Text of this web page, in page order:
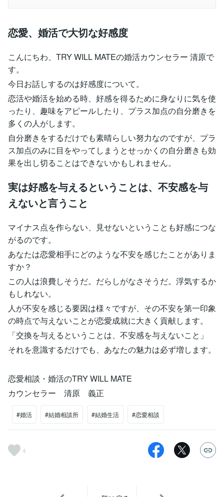
恋愛、婚活で大切な好感度
こんにちわ、TRY WILL MATEの婚活カウンセラー 清原で
す。
今日お話しするのは好感度について。
恋活や婚活を始める時、好感を得るために身なりに気を使
ったり、趣味をアピールしたり、プラス加点の自分磨きを
多くの人がします。
自分磨きをするだけでも素晴らしい努力なのですが、プラ
ス加点のみに目をやってしまうとせっかくの自分磨きも効
果を出し切ることはできないかもしれません。
実は好感を与えるということは、不安感を与
えないと言うこと
マイナス点を作らない、見せないということも好感につな
がるのです。
あなたは恋愛相手にどのような不安を感じたことがありま
すか？
この人は浪費しそうだ。だらしがなさそうだ。浮気するか
もしれない。
人が不安を感じる要因は様々ですが、その不安を第一印象
の時点で与えないことが恋愛成就に大きく貢献します。
「交換を与えるということは、不安感を与えないこと」
それを意識するだけでも、あなたの魅力は必ず増します。
恋愛相談・婚活のTRY WILL MATE
カウンセラー 清原 義正
#婚活 #結婚相談所 #結婚生活 #恋愛相談
4